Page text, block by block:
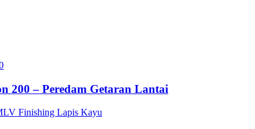
200 – Peredam Getaran Lantai